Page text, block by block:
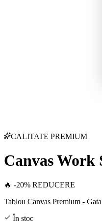
CALITATE PREMIUM
Canvas
🔥 -20% REDUCERE
Tablou Canvas Premium -
În stoc